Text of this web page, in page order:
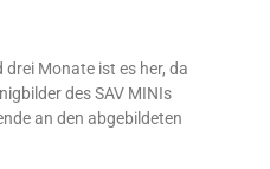
Monate ist es her, da
des SAV MINIs
an den abgebildeten